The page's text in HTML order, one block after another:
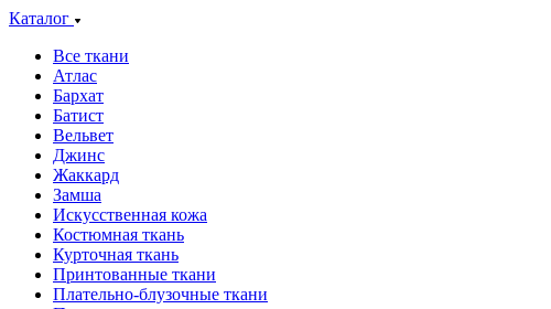
Каталог
Все ткани
Атлас
Бархат
Батист
Вельвет
Джинс
Жаккард
Замша
Искусственная кожа
Костюмная ткань
Курточная ткань
Принтованные ткани
Плательно-блузочные ткани